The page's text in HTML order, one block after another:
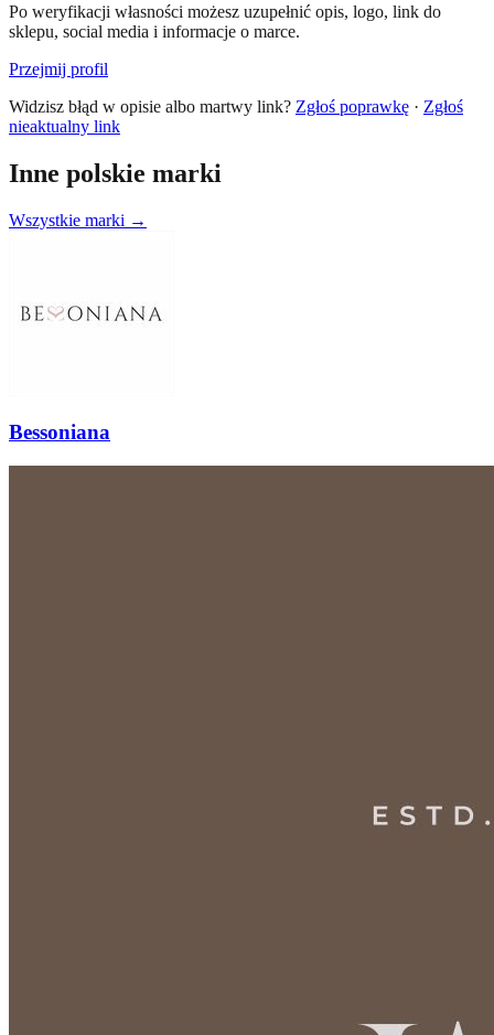
Po weryfikacji własności możesz uzupełnić opis, logo, link do
sklepu, social media i informacje o marce.
Przejmij profil
Widzisz błąd w opisie albo martwy link? Zgłoś poprawkę · Zgłoś
nieaktualny link
Inne polskie marki
Wszystkie marki →
Bessoniana